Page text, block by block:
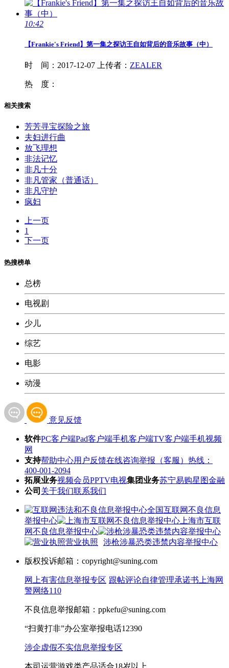
10:42
【Frankie's Friend】第一集之探访王自如背后的音乐故事（中）
时 间： 2017-12-07 上传者： ZEALER
热 度：
相关搜索
芳芳寻宝探险之旅
夫妇进行曲
放飞理想
非法记忆
非凡十分
非凡管家（普通话）
非凡守护
疯妇
上一页
1
下一页
热搜榜单
总榜
电视剧
少儿
综艺
电影
动漫
意见反馈
软件PC客户端Pad客户端手机客户端TV客户端手机视频
网
支持帮助中心用户反馈在线咨询举报（客服）热线：
400-001-2094
拓展业务视频会员PPTV电视集团业务苏宁易购星图金融
公司 关于我们联系我们
全国互联网不良信息
举报中心
上海市互联
网不良信息举报中心
涉枪涉暴恐类违禁内容举报中心
营业执照
版权投诉邮箱：copyright@suning.com
跟帖评论自律管理承诺书
网上有害信息举报专区
上海网
警网络110
不良信息举报邮箱：ppkefu@suning.com
“扫黄打非”办公室举报电话12390
涉企虚假不实信息举报专区
本司运营游戏类产品适合18岁以上